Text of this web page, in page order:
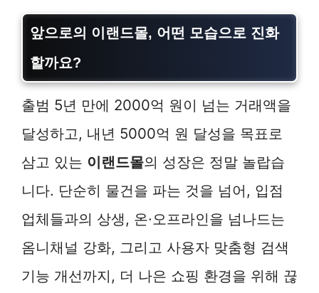
앞으로의 이랜드몰, 어떤 모습으로 진화
할까요?
출범 5년 만에 2000억 원이 넘는 거래액을
달성하고, 내년 5000억 원 달성을 목표로
삼고 있는 이랜드몰의 성장은 정말 놀랍습
니다. 단순히 물건을 파는 것을 넘어, 입점
업체들과의 상생, 온·오프라인을 넘나드는
옴니채널 강화, 그리고 사용자 맞춤형 검색
기능 개선까지, 더 나은 쇼핑 환경을 위해 끊